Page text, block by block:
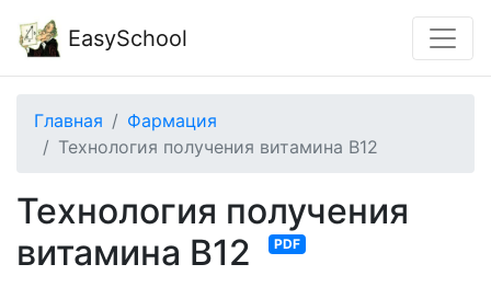
EasySchool
Главная
Фармация
Технология получения витамина В12
Технология получения
витамина В12
PDF